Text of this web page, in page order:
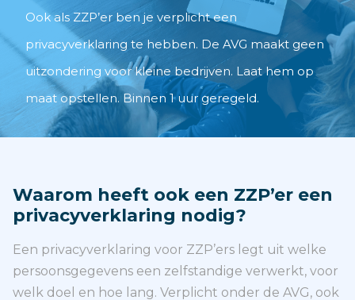
Ook als ZZP’er ben je verplicht een
privacyverklaring te hebben. De AVG maakt geen
uitzondering voor kleine bedrijven. Laat hem op
maat opstellen. Binnen 1 uur geregeld.
Waarom heeft ook een ZZP’er een
privacyverklaring nodig?
Een privacyverklaring voor ZZP’ers legt uit welke
persoonsgegevens een zelfstandige verwerkt, voor
welk doel en hoe lang. Verplicht onder de AVG, ook